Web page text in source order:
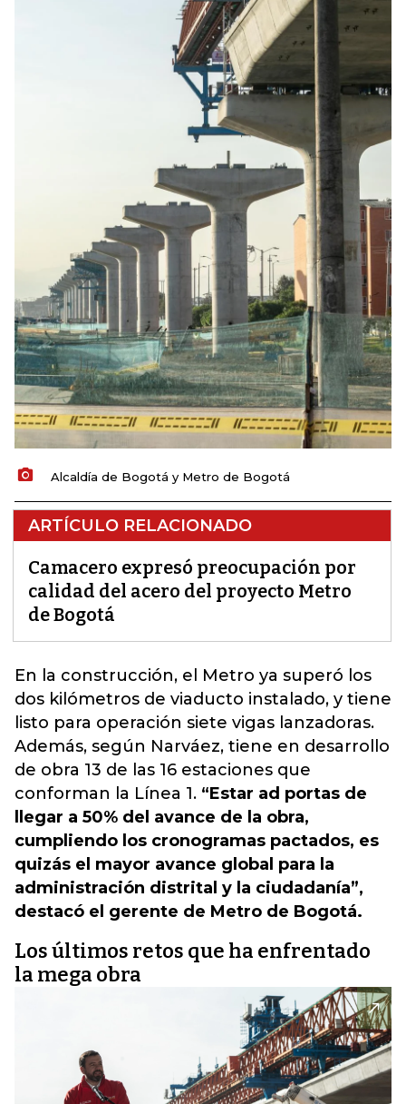
Alcaldía de Bogotá y Metro de Bogotá
ARTÍCULO RELACIONADO
Camacero expresó preocupación por
calidad del acero del proyecto Metro
de Bogotá
En la construcción, el Metro ya superó los
dos kilómetros de viaducto instalado, y tiene
listo para operación siete vigas lanzadoras.
Además, según Narváez, tiene en desarrollo
de obra 13 de las 16 estaciones que
conforman la Línea 1. “Estar ad portas de
llegar a 50% del avance de la obra,
cumpliendo los cronogramas pactados, es
quizás el mayor avance global para la
administración distrital y la ciudadanía”,
destacó el gerente de Metro de Bogotá.
Los últimos retos que ha enfrentado
la mega obra